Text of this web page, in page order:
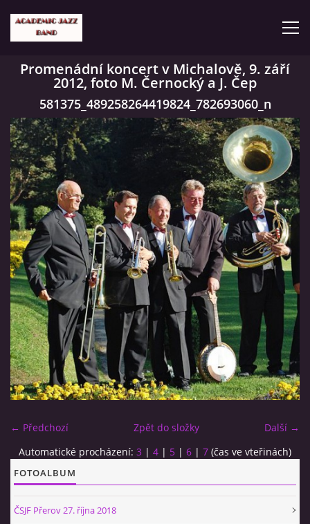
ČLENOVÉ
KONCERTY
GALERIE
VIDEA
HISTORIE
TVORBA
BÝVALÍ ČLENOVÉ
SEZNAM SKLADEB HRANÝCH AJB
PÍŠEME O SOBĚ - PÍŠOU O NÁS...
KONTAKT
Promenádní koncert v Michalově, 9. září
2012, foto M. Černocký a J. Čep
581375_489258264419824_782693060_n
← Předchozí Další →
Zpět do složky
Automatické procházení: 3 | 4 | 5 | 6 | 7 (čas ve vteřinách)
FOTOALBUM
ČSJF Přerov 27. října 2018